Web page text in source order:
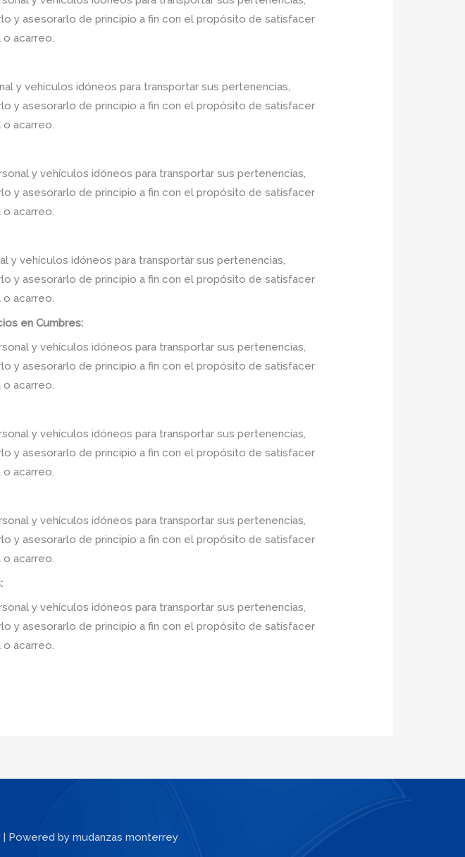
y asesorarlo de principio a fin con el propósito de satisfacer
o acarreo.
y vehículos idóneos para transportar sus pertenencias,
y asesorarlo de principio a fin con el propósito de satisfacer
o acarreo.
y vehículos idóneos para transportar sus pertenencias,
y asesorarlo de principio a fin con el propósito de satisfacer
o acarreo.
y vehículos idóneos para transportar sus pertenencias,
y asesorarlo de principio a fin con el propósito de satisfacer
o acarreo.
en Cumbres:
y vehículos idóneos para transportar sus pertenencias,
y asesorarlo de principio a fin con el propósito de satisfacer
o acarreo.
y vehículos idóneos para transportar sus pertenencias,
y asesorarlo de principio a fin con el propósito de satisfacer
o acarreo.
y vehículos idóneos para transportar sus pertenencias,
y asesorarlo de principio a fin con el propósito de satisfacer
o acarreo.
y vehículos idóneos para transportar sus pertenencias,
y asesorarlo de principio a fin con el propósito de satisfacer
o acarreo.
Powered by mudanzas monterrey